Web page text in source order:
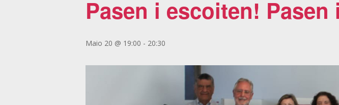
Pasen i escoiten!
Maio 20 @ 19:00 - 20:30